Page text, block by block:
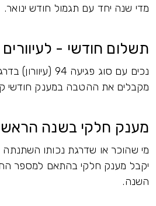
מדי שנה יחד עם תגמול חודש ינואר.
תשלום חודשי - לעיוורים
מקבלים את ההטבה במענק חודשי
מענק חלקי בשנה
מי שהוכר או שדרגת נכותו
יקבל מענק חלקי בהתאם למספר
השנה.